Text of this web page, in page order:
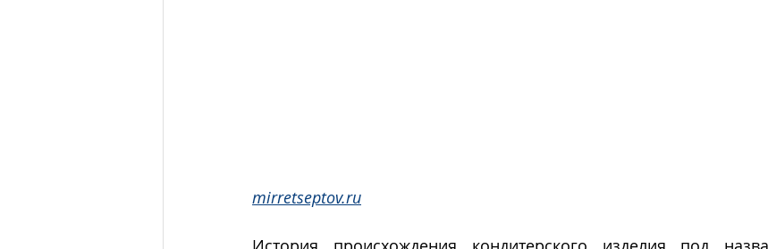
mirretseptov.ru